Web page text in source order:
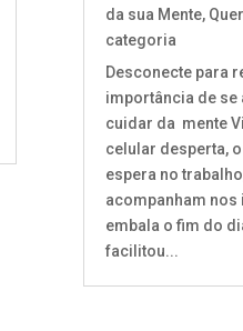
da sua Mente,
categoria
Desconecte para
importância de se
cuidar da mente
celular desperta,
espera no
acompanham nos
embala o fim do
facilitou...